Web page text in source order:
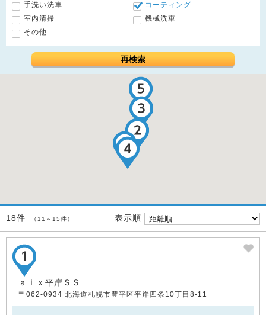
手洗い洗車
コーティング
室内清掃
機械洗車
その他
再検索
18件 （11～15件） 表示順
ａｉｘ平岸ＳＳ
〒062-0934 北海道札幌市豊平区平岸四条10丁目8-11